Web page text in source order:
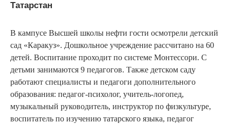
Татарстан
В кампусе Высшей школы нефти гости осмотрели детский
сад «Каракуз». Дошкольное учреждение рассчитано на 60
детей. Воспитание проходит по системе Монтессори. С
детьми занимаются 9 педагогов. Также детском саду
работают специалисты и педагоги дополнительного
образования: педагог-психолог, учитель-логопед,
музыкальный руководитель, инструктор по физкультуре,
воспитатель по изучению татарского языка, педагог